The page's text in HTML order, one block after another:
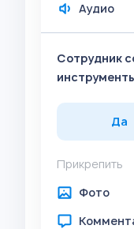
Аудио
Сотрудник
Да
Прикрепить
Фото